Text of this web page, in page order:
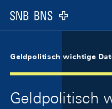
Logo
Geldpolitisch wichtige
Geldpolitisch